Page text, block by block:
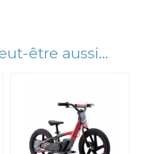
être aussi…